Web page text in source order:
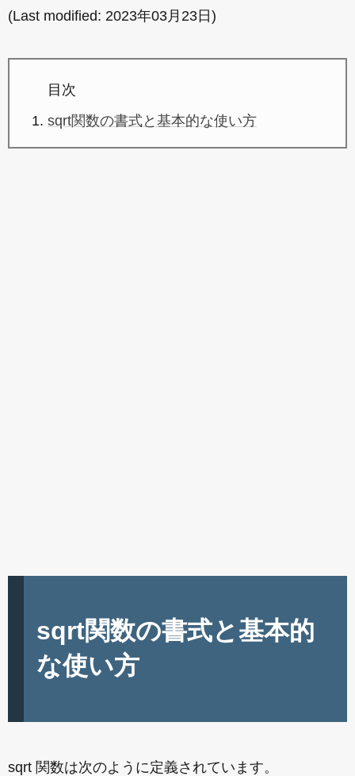
(Last modified: 2023年03月23日 )
目次
sqrt関数の書式と基本的な使い方
sqrt関数の書式と基本的
な使い方
sqrt 関数は次のように定義されています。